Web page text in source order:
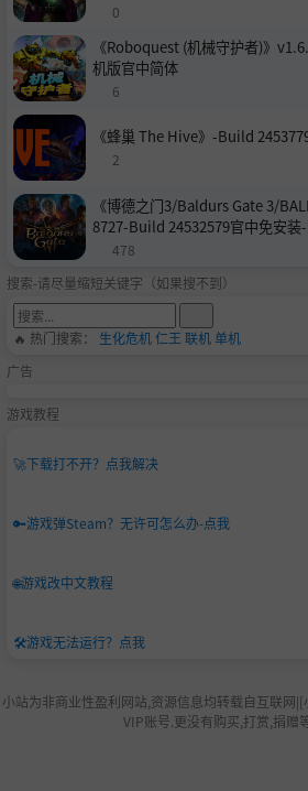
0
《Roboquest (机械守护者)》
机版官中简体
6
《蜂巢 The Hive》-Build
2
《博德之门3/Baldurs Gate 3/
8727-Build 24532579官中免安装
478
搜索-请尽量缩短关键字（如果搜不到）
🔥 热门搜索： 生化危机仁王 联机单机
广告
游戏教程
🚀下载打不开？点我解决
🔑游戏弹Steam？无许可怎么办-点我
🌐游戏改中文教程
🛠️游戏无法运行？点我
小站为非商业性盈利网站,资源信息均转载自互联网
VIP账号.更没有购买,打赏,捐赠